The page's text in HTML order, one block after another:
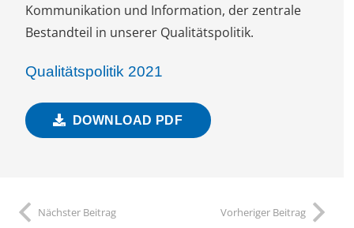
Kommunikation und Information, der zentrale
Bestandteil in unserer Qualitätspolitik.
Qualitätspolitik 2021
DOWNLOAD PDF
Nächster Beitrag Vorheriger Beitrag